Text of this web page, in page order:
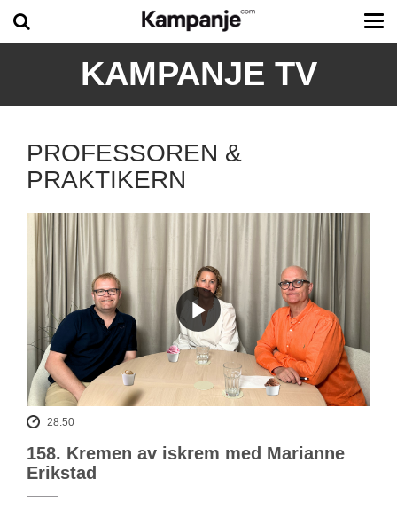
KAMPANJE TV
PROFESSOREN &
PRAKTIKERN
28:50
158. Kremen av iskrem med Marianne
Erikstad